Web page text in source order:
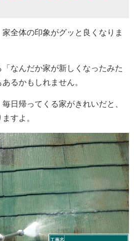
全体の印象がグッと良くなりま
なんだか家が新しくなったみた
るかもしれません。
日帰ってくる家がきれいだと、
すよ。